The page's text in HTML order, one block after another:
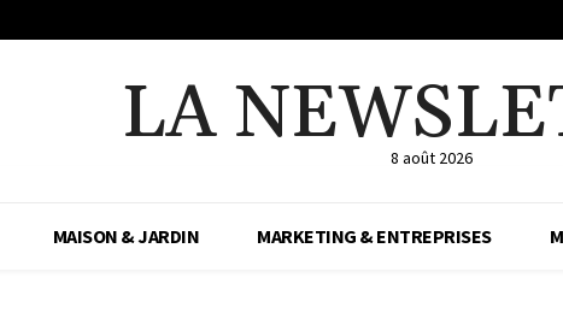
LA 8 août 2026
MAISON & JARDIN MARKETING & ENTREPRISES